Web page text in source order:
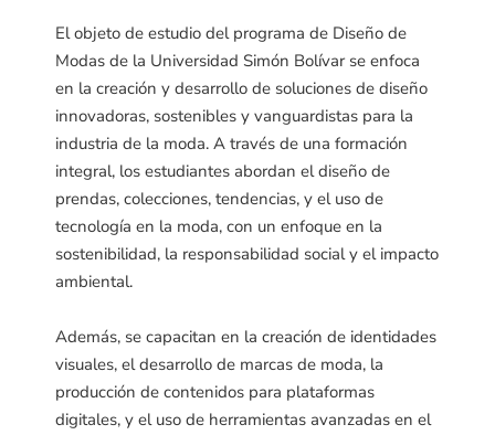
El objeto de estudio del programa de Diseño de
Modas de la Universidad Simón Bolívar se enfoca
en la creación y desarrollo de soluciones de diseño
innovadoras, sostenibles y vanguardistas para la
industria de la moda. A través de una formación
integral, los estudiantes abordan el diseño de
prendas, colecciones, tendencias, y el uso de
tecnología en la moda, con un enfoque en la
sostenibilidad, la responsabilidad social y el impacto
ambiental.
Además, se capacitan en la creación de identidades
visuales, el desarrollo de marcas de moda, la
producción de contenidos para plataformas
digitales, y el uso de herramientas avanzadas en el